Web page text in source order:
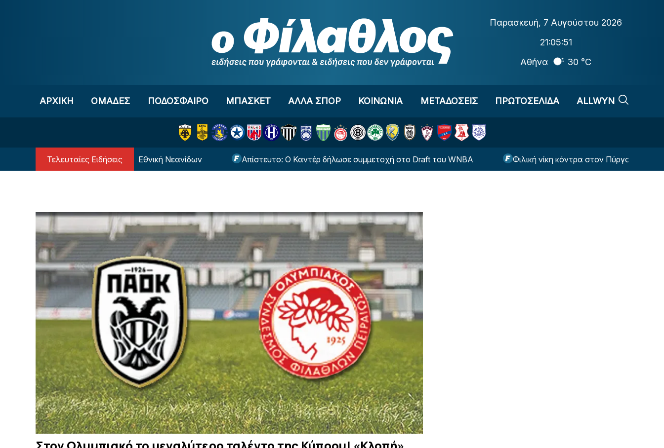
Παρασκευή, 7 Αυγούστου 2026
21:05:52
Αθήνα
30 °C
ΑΡΧΙΚΗ OΜΑΔΕΣ ΠΟΔΟΣΦΑΙΡΟ ΜΠΑΣΚΕΤ ΑΛΛΑ ΣΠΟΡ ΚΟΙΝΩΝΙΑ ΜΕΤΑΔΟΣΕΙΣ ΠΡΩΤΟΣΕΛΙΔΑ ALLWYN
Τελευταίες Ειδήσεις
U18: Κατέρρευσε η Εθνική Νεανίδων Απίστευτο: Ο Καντέρ δήλωσε συμμετοχή στο Draft του WNBA Φιλική νίκη κόντρα στον Πύργο για τον Αστέρα